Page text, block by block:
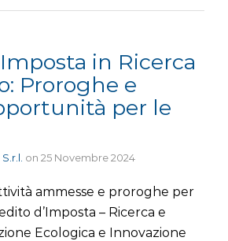
in Ricerca
Proroghe e
per le
on 25 Novembre 2024
ammesse e proroghe per
d’Imposta – Ricerca e
Ecologica e Innovazione